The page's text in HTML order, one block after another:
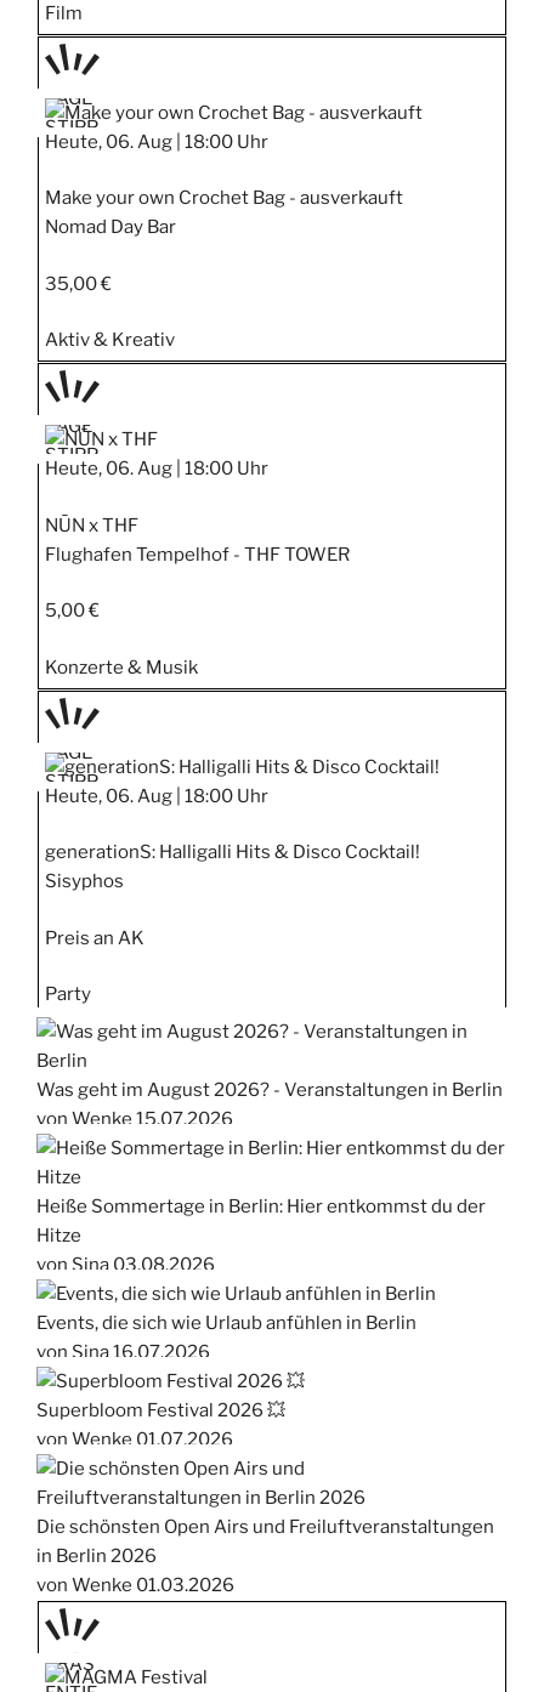
Film
TAGE
STIPP
Heute, 06. Aug | 18:00 Uhr
Make your own Crochet Bag - ausverkauft
Nomad Day Bar
35,00 €
Aktiv & Kreativ
TAGE
STIPP
Heute, 06. Aug | 18:00 Uhr
NŪN x THF
Flughafen Tempelhof - THF TOWER
5,00 €
Konzerte & Musik
TAGE
STIPP
Heute, 06. Aug | 18:00 Uhr
generationS: Halligalli Hits & Disco Cocktail!
Sisyphos
Preis an AK
Party
Was geht im August 2026? - Veranstaltungen in Berlin
von Wenke 15.07.2026
Heiße Sommertage in Berlin: Hier entkommst du der
Hitze
von Sina 03.08.2026
Events, die sich wie Urlaub anfühlen in Berlin
von Sina16.07.2026
Superbloom Festival 2026 💥
von Wenke 01.07.2026
Die schönsten Open Airs und Freiluftveranstaltungen
in Berlin 2026
von Wenke 01.03.2026
PRÄS